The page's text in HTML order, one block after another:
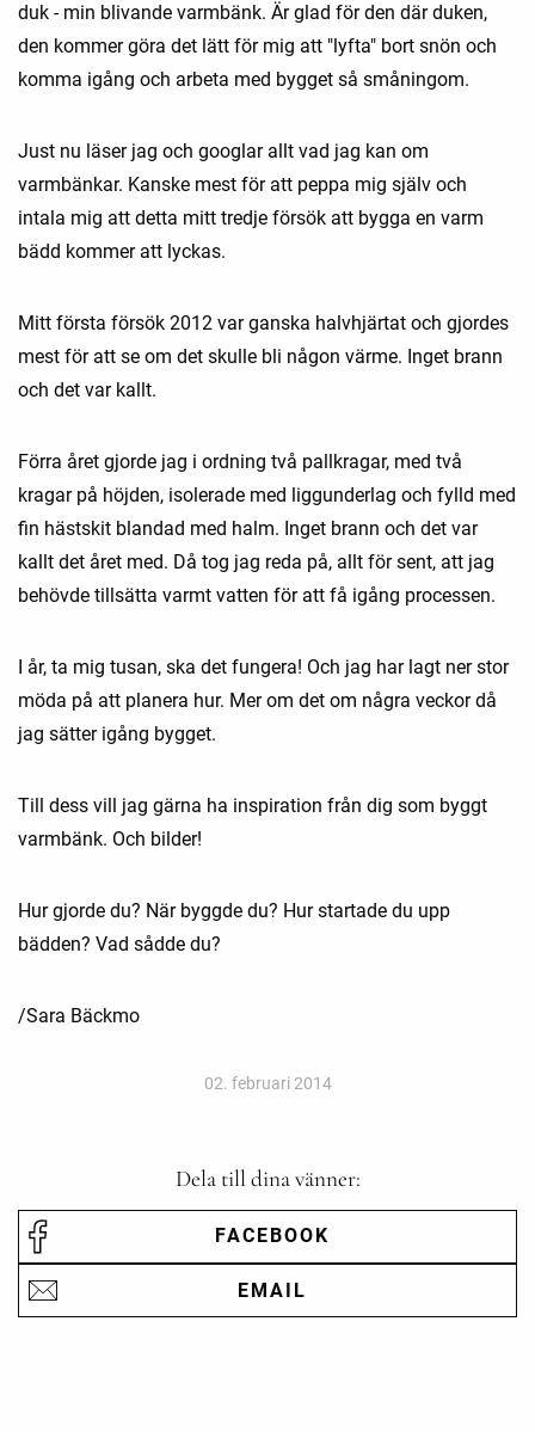
duk - min blivande varmbänk. Är glad för den där duken,
den kommer göra det lätt för mig att "lyfta" bort snön och
komma igång och arbeta med bygget så småningom.
Just nu läser jag och googlar allt vad jag kan om
varmbänkar. Kanske mest för att peppa mig själv och
intala mig att detta mitt tredje försök att bygga en varm
bädd kommer att lyckas.
Mitt första försök 2012 var ganska halvhjärtat och gjordes
mest för att se om det skulle bli någon värme. Inget brann
och det var kallt.
Förra året gjorde jag i ordning två pallkragar, med två
kragar på höjden, isolerade med liggunderlag och fylld med
fin hästskit blandad med halm. Inget brann och det var
kallt det året med. Då tog jag reda på, allt för sent, att jag
behövde tillsätta varmt vatten för att få igång processen.
I år, ta mig tusan, ska det fungera! Och jag har lagt ner stor
möda på att planera hur. Mer om det om några veckor då
jag sätter igång bygget.
Till dess vill jag gärna ha inspiration från dig som byggt
varmbänk. Och bilder!
Hur gjorde du? När byggde du? Hur startade du upp
bädden? Vad sådde du?
/Sara Bäckmo
02. februari 2014
Dela till dina vänner:
FACEBOOK
EMAIL